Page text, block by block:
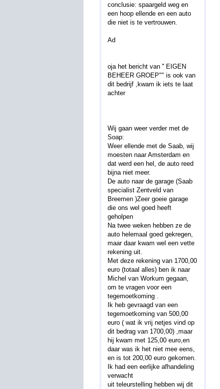
conclusie: spaargeld weg en
een hoop ellende en een auto
die niet is te vertrouwen.
Ad
oja het bericht van '' EIGEN
BEHEER GROEP"" is ook van
dit bedrijf ,kwam ik iets te laat
achter
Wij gaan weer verder met de
Soap:
Weer ellende met de Saab, wij
moesten naar Amsterdam en
dat werd een hel, de auto reed
bijna niet meer.
De auto naar de garage (Saab
specialist Zentveld van
Breemen )Zeer goeie garage
die ons wel goed heeft
geholpen
Na twee weken hebben ze de
auto helemaal goed gekregen,
maar daar kwam wel een vette
rekening uit.
Met deze rekening van 1700,00
euro (totaal alles) ben ik naar
Michel van Workum gegaan,
om te vragen voor een
tegemoetkoming .
Ik heb gevraagd van een
tegemoetkoming van 500,00
euro ( wat ik vrij netjes vind op
dit bedrag van 1700,00) ,maar
hij kwam met 125,00 euro,en
daar was ik het niet mee eens,
en is tot 200,00 euro gekomen.
Ik had een eerlijke afhandeling
verwacht
uit teleurstelling hebben wij dit